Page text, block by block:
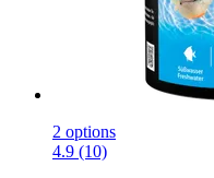
2 options
4.9 (10)